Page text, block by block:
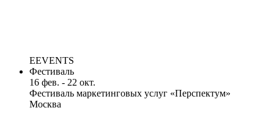
EEVENTS
Фестиваль
16 фев. - 22 окт.
Фестиваль маркетинговых услуг «Перспектум»
Москва